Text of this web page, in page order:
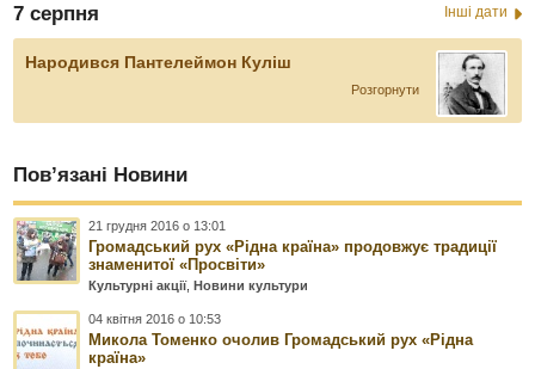
7 серпня Інші дати
Народився Пантелеймон Куліш
Розгорнути
Пов’язані Новини
21 грудня 2016 о 13:01
Громадський рух «Рідна країна» продовжує традиції
знаменитої «Просвіти»
Культурні акції,Новини культури
04 квітня 2016 о 10:53
Микола Томенко очолив Громадський рух «Рідна
країна»